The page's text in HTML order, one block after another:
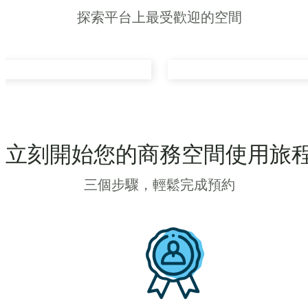
探索平台上最受歡迎的空間
立刻開始您的商務空間使用旅
三個步驟，輕鬆完成預約